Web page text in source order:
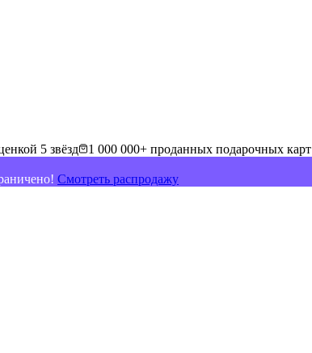
5 звёзд 1 000 000+ проданных подарочных карт
Смотреть распродажу